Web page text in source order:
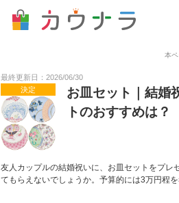
本
最終更新日：2026/06/30
決定
お皿セット｜結婚
トのおすすめは？
友人カップルの結婚祝いに、お皿セットをプ
てもらえないでしょうか。予算的には3万円程